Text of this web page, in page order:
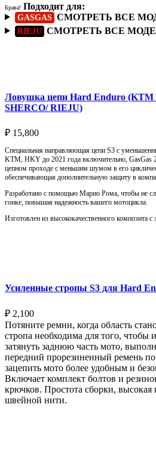
Брава! Подходит для:
GASGAS СМОТРЕТЬ ВСЕ
RIEJU СМОТРЕТЬ ВСЕ
Ловушка цепи Hard Enduro (KTM
SHERCO/ RIEJU)
₽ 15,800
Специальная направляющая цепи S3 с
KTM, HKY до 2021 года включительно, GasGas
цепном проходе с меньшим шумом в его
обеспечивающая дополнительную защиту в
Разработано с помощью Марио Рома, чтобы не
гонке, повышая надежность вашего мотоцикла.
Изготовлен из высококачественного композита с
Усиленные стропы S3 для Hard
₽ 2,100
Потяните ремни, когда область
стропа необходима для того, чтобы
затянуть заднюю часть мото,
передний прорезиненный ремень
зацепить мото более удобным и
Включает комплект болтов и
крючков. Простота сборки, высокая
швейной нити.